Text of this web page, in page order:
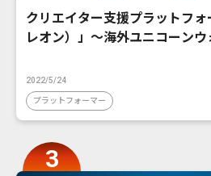
クリエイター支援プラットフ
レオン）」〜海外ユニコーン
2022/5/24
プラットフォーマー